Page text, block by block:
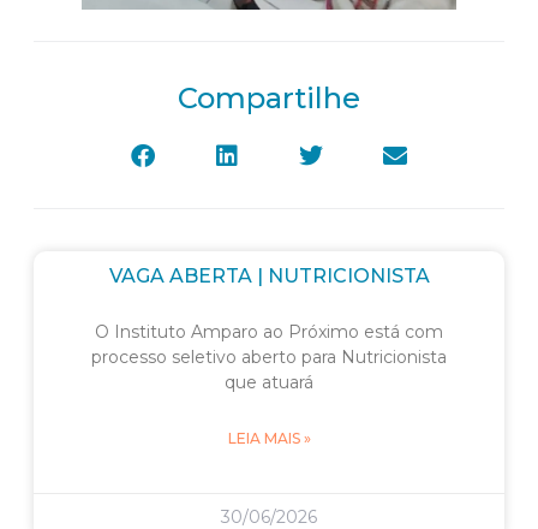
Compartilhe
VAGA ABERTA | NUTRICIONISTA
O Instituto Amparo ao Próximo está com
processo seletivo aberto para Nutricionista
que atuará
LEIA MAIS »
30/06/2026